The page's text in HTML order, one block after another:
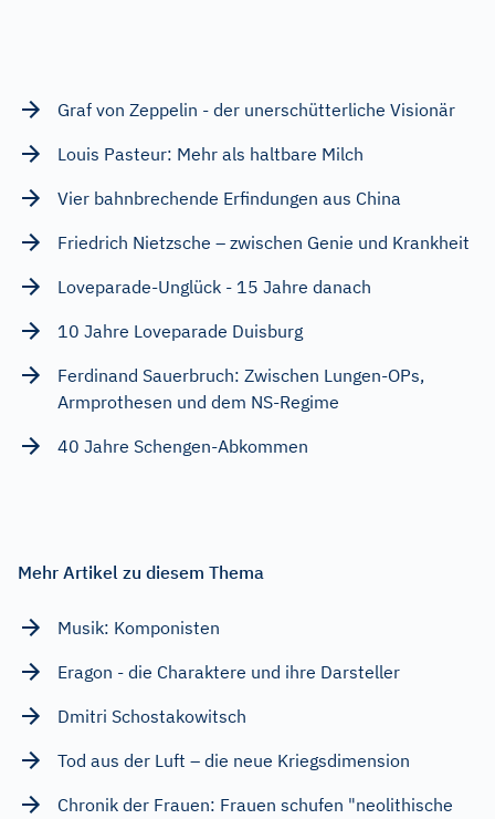
Graf von Zeppelin - der unerschütterliche Visionär
Louis Pasteur: Mehr als haltbare Milch
Vier bahnbrechende Erfindungen aus China
Friedrich Nietzsche – zwischen Genie und Krankheit
Loveparade-Unglück - 15 Jahre danach
10 Jahre Loveparade Duisburg
Ferdinand Sauerbruch: Zwischen Lungen-OPs,
Armprothesen und dem NS-Regime
40 Jahre Schengen-Abkommen
Mehr Artikel zu diesem Thema
Musik: Komponisten
Eragon - die Charaktere und ihre Darsteller
Dmitri Schostakowitsch
Tod aus der Luft – die neue Kriegsdimension
Chronik der Frauen: Frauen schufen "neolithische